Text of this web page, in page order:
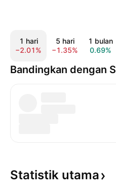
1 hari
−2.01%
5 hari
−1.35%
1 bulan
0.69%
Bandingkan dengan
Statistik utama